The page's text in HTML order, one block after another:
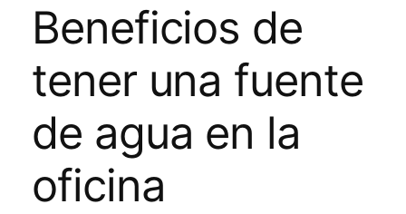
Beneficios de
tener una fuente
de agua en la
oficina